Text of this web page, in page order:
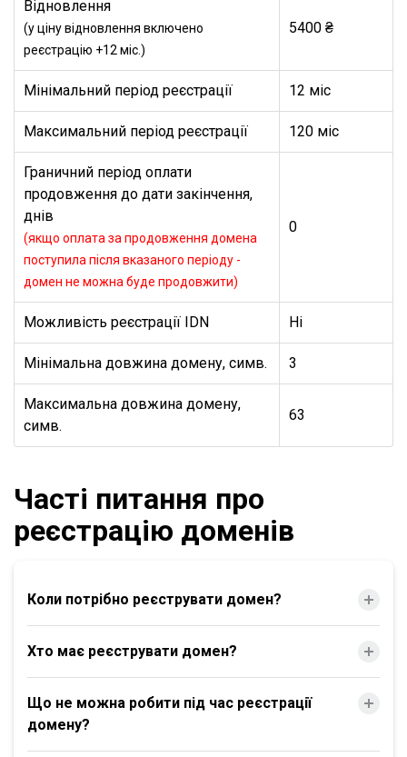
Відновлення
(у ціну відновлення включено
реєстрацію +12 міс.)
5400 ₴
Мінімальний період реєстрації 12 міс
Максимальний період реєстрації 120 міс
Граничний період оплати
продовження до дати закінчення,
днів
(якщо оплата за продовження домена
поступила після вказаного періоду -
домен не можна буде продовжити)
0
Можливість реєстрації IDN Ні
Мінімальна довжина домену, симв. 3
Максимальна довжина домену,
симв.
63
Часті питання про
реєстрацію доменів
Коли потрібно реєструвати домен?
Хто має реєструвати домен?
Що не можна робити під час реєстрації
домену?